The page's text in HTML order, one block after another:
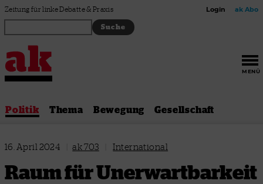
Zum Inhalt springen
Zeitung für linke Debatte & Praxis Login ak Abo
MENÜ
Politik Thema Bewegung Gesellschaft
16. April 2024 ak 703 International
Raum für Unerwartbarkeit